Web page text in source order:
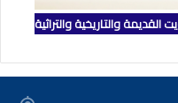
والتاريخية والتراثية